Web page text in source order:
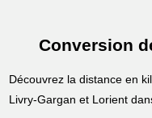
Conversion
Découvrez la distance en
Livry-Gargan et Lorient